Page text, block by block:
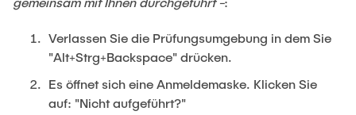
Verlassen Sie die Prüfungsumgebung in dem Sie
"Alt+Strg+Backspace" drücken.
Es öffnet sich eine Anmeldemaske. Klicken Sie
auf: "Nicht aufgeführt?"